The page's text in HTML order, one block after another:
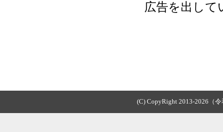
広告を出して
(C) CopyRight 2013-2026（